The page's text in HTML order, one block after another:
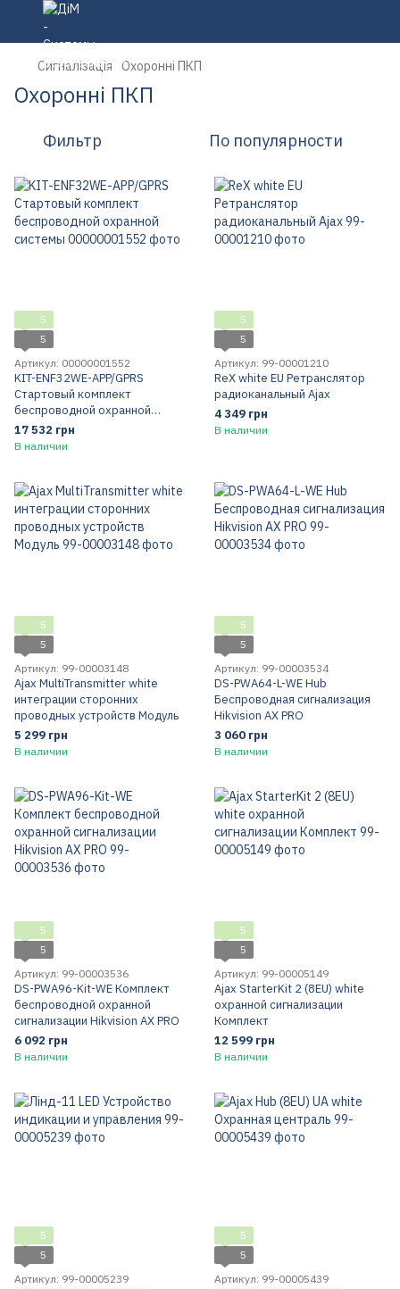
Сигналізація Охоронні ПКП
Охоронні ПКП
Фильтр По популярности
5
5
Артикул: 00000001552
KIT-ENF32WE-APP/GPRS
Стартовый комплект
беспроводной охранной
системы
17 532 грн
В наличии
5
5
Артикул: 99-00001210
ReX white EU Ретранслятор
радиоканальный Ajax
4 349 грн
В наличии
5
5
Артикул: 99-00003148
Ajax MultiTransmitter white
интеграции сторонних
проводных устройств Модуль
5 299 грн
В наличии
5
5
Артикул: 99-00003534
DS-PWA64-L-WE Hub
Беспроводная сигнализация
Hikvision AX PRO
3 060 грн
В наличии
5
5
Артикул: 99-00003536
DS-PWA96-Kit-WE Комплект
беспроводной охранной
сигнализации Hikvision AX PRO
6 092 грн
В наличии
5
5
Артикул: 99-00005149
Ajax StarterKit 2 (8EU) white
охранной сигнализации
Комплект
12 599 грн
В наличии
5
5
Артикул: 99-00005239
5
5
Артикул: 99-00005439